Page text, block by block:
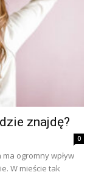
znajdę?
0
ogromny wpływ
W mieście tak